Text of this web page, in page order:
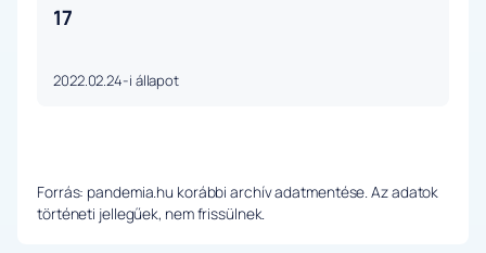
17
2022.02.24-i állapot
Forrás: pandemia.hu korábbi archív adatmentése. Az adatok
történeti jellegűek, nem frissülnek.